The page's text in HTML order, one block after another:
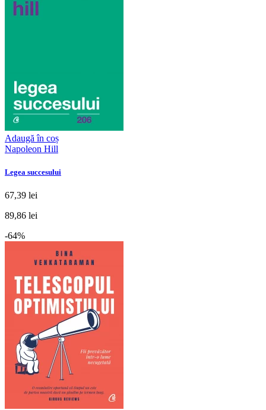
Adaugă în coș
Napoleon Hill
Legea succesului
67,39 lei
89,86 lei
-64%